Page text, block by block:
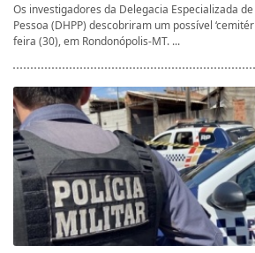
Os investigadores da Delegacia Especializada
Pessoa (DHPP) descobriram um possível
feira (30), em Rondonópolis-MT. ...